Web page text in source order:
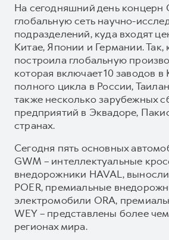
На сегодняшний день концерн
глобальную сеть научно-
подразделений, куда входят
Китае, Японии и Германии. Так,
построила глобальную
которая включает 10 заводов в
полного цикла в России,
также несколько зарубежных
предприятий в Эквадоре,
странах.
Сегодня пять основных
GWM – интеллектуальные
внедорожники HAVAL,
POER, премиальные
электромобили ORA,
WEY – представлены более чем
регионах мира.